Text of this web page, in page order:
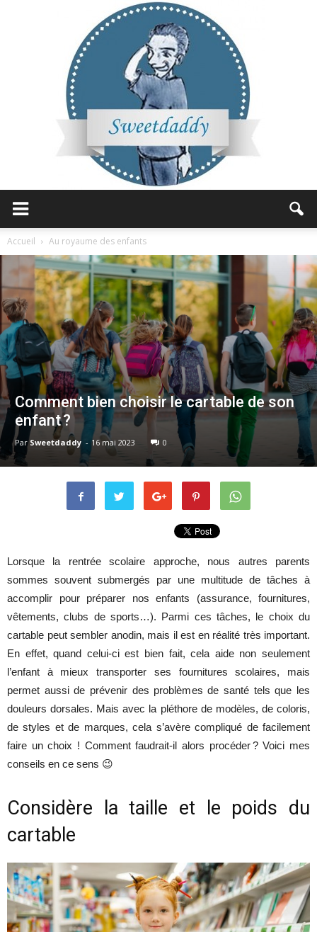
Accueil Au royaume des enfants
Comment bien choisir le cartable de son
enfant ?
ParSweetdaddy - 16 mai 2023 0
Lorsque la rentrée scolaire approche, nous autres parents
sommes souvent submergés par une multitude de tâches à
accomplir pour préparer nos enfants (assurance, fournitures,
vêtements, clubs de sports…). Parmi ces tâches, le choix du
cartable peut sembler anodin, mais il est en réalité très important.
En effet, quand celui-ci est bien fait, cela aide non seulement
l’enfant à mieux transporter ses fournitures scolaires, mais
permet aussi de prévenir des problèmes de santé tels que les
douleurs dorsales. Mais avec la pléthore de modèles, de coloris,
de styles et de marques, cela s’avère compliqué de facilement
faire un choix ! Comment faudrait-il alors procéder ? Voici mes
conseils en ce sens 😉
Considère la taille et le poids du
cartable